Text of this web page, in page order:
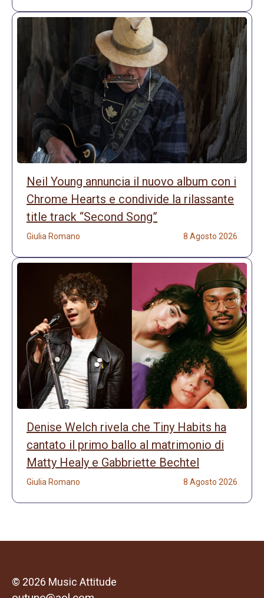
Neil Young annuncia il nuovo album con i
Chrome Hearts e condivide la rilassante
title track “Second Song”
Giulia Romano 8 Agosto 2026
Denise Welch rivela che Tiny Habits ha
cantato il primo ballo al matrimonio di
Matty Healy e Gabbriette Bechtel
Giulia Romano 8 Agosto 2026
© 2026 Music Attitude